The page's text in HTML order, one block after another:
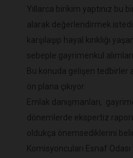
Yıllarca birikim yaptınız bu
alarak değerlendirmek
karşılaşıp hayal kırıklığı
sebeple gayrimenkul
Bu konuda gelişen tedbirler
ön plana çıkıyor.
Emlak danışmanları,
dönemlerde ekspertiz
oldukça önemsediklerini
Komisyoncuları Esnaf